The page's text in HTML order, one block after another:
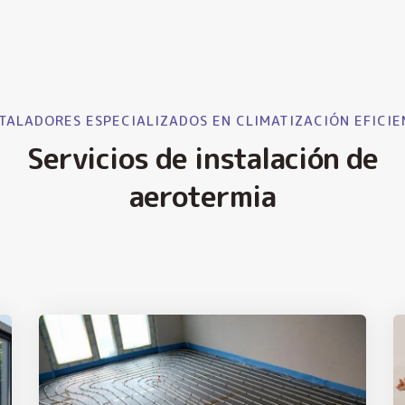
ESPECIALIZADOS EN CLIMATIZACIÓN
Servicios de instalación de
aerotermia